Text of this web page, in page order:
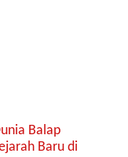
Balap
Baru di